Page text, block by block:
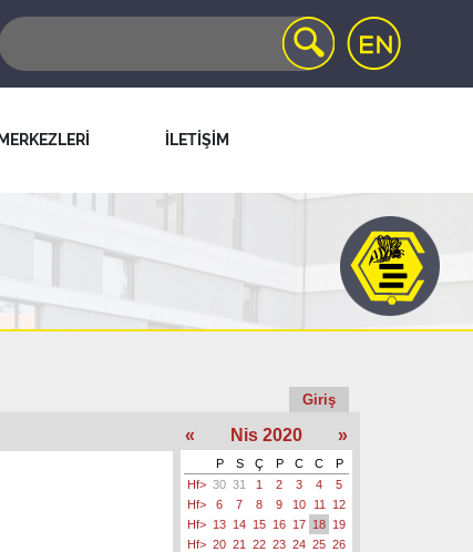
İLETİŞİM
Giriş
« Nis 2020 »
P S Ç P C C
P
Hf> 30 31 1 2 3 4
5
Hf>
6 7 8 9 10 11
12
Hf> 13 14 15 16 17 18 19
Hf> 20 21 22 23 24 25 26